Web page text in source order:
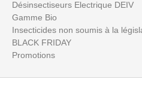
Désinsectiseurs Electrique DEIV
Gamme Bio
Insecticides non soumis à la
BLACK FRIDAY
Promotions